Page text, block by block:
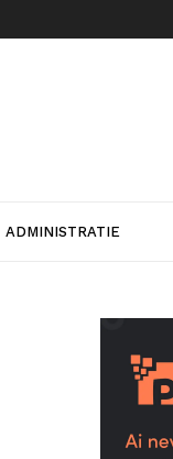
ADMINISTRATIE